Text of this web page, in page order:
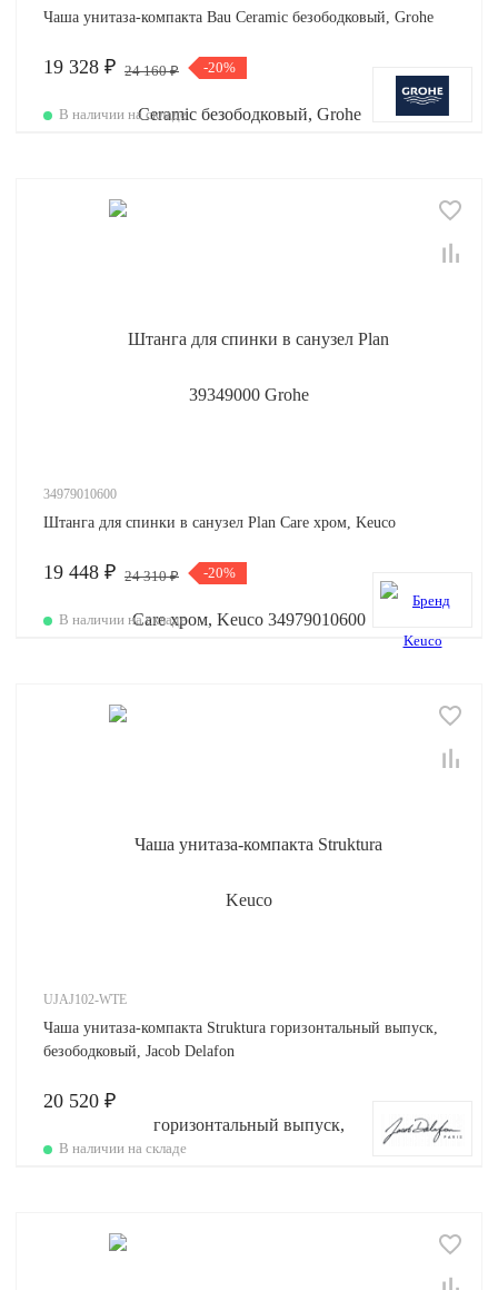
Чаша унитаза-компакта Bau Ceramic безободковый, Grohe
19 328 ₽ 24 160 ₽ -20%
В наличии на складе
34979010600
Штанга для спинки в санузел Plan Care хром, Keuco
19 448 ₽ 24 310 ₽ -20%
В наличии на складе
UJAJ102-WTE
Чаша унитаза-компакта Struktura горизонтальный выпуск,
безободковый, Jacob Delafon
20 520 ₽
В наличии на складе